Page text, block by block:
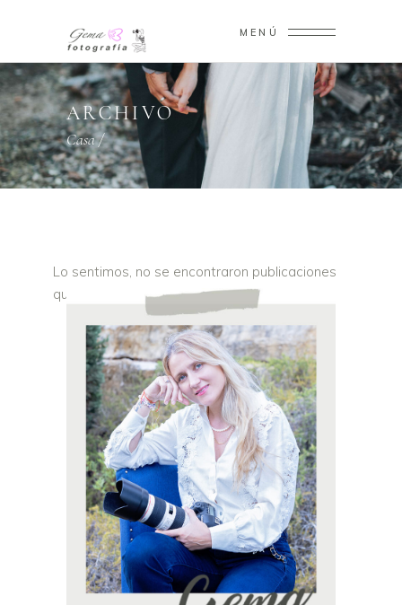
MENÚ
ARCHIVO
Casa/
Lo sentimos, no se encontraron publicaciones
que coincidan con tus criterios.